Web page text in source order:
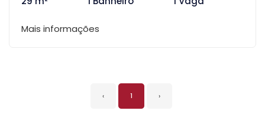
Mais informações
‹ 1 ›